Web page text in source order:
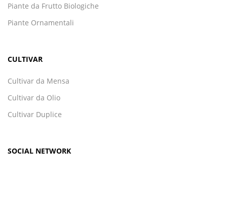
Piante da Frutto Biologiche
Piante Ornamentali
CULTIVAR
Cultivar da Mensa
Cultivar da Olio
Cultivar Duplice
SOCIAL NETWORK